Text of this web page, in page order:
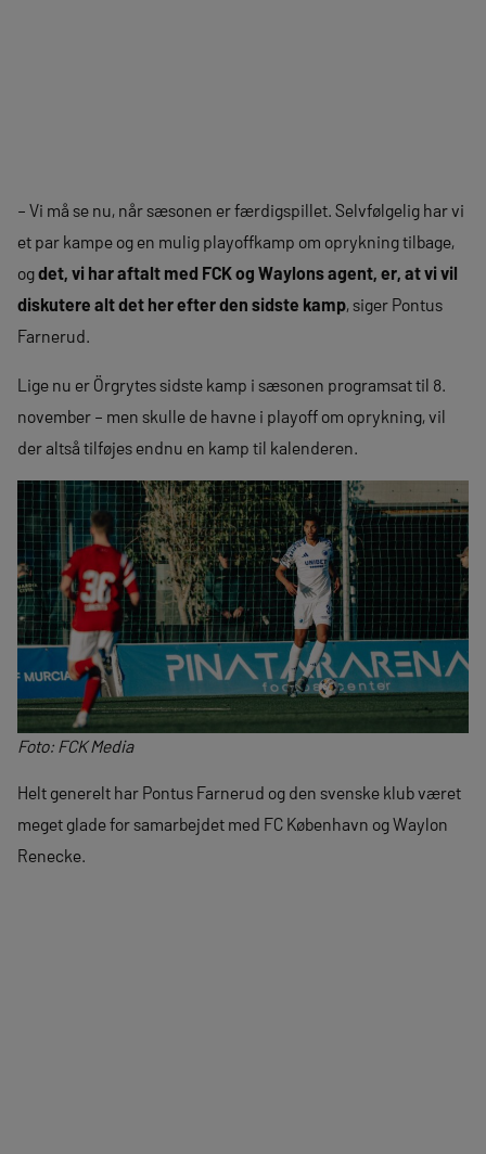
– Vi må se nu, når sæsonen er færdigspillet. Selvfølgelig har vi
et par kampe og en mulig playoffkamp om oprykning tilbage,
ogdet, vi har aftalt med FCK og Waylons agent, er, at vi vil
diskutere alt det her efter den sidste kamp, siger Pontus
Farnerud.
Lige nu er Örgrytes sidste kamp i sæsonen programsat til 8.
november – men skulle de havne i playoff om oprykning, vil
der altså tilføjes endnu en kamp til kalenderen.
Foto: FCK Media
Helt generelt har Pontus Farnerud og den svenske klub været
meget glade for samarbejdet med FC København og Waylon
Renecke.